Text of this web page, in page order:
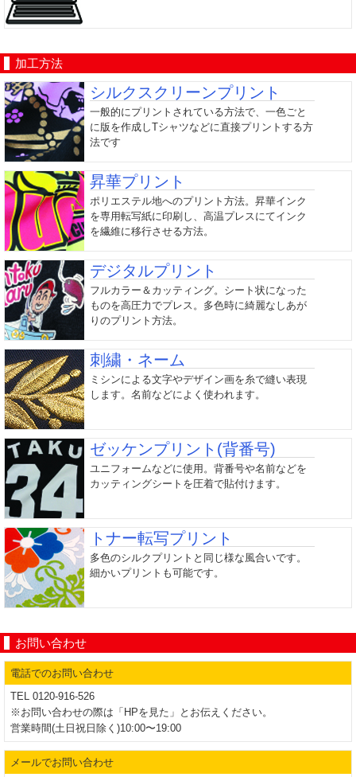
加工方法
シルクスクリーンプリント
一般的にプリントされている方法で、一色ごと
に版を作成しTシャツなどに直接プリントする方
法です
昇華プリント
ポリエステル地へのプリント方法。昇華インク
を専用転写紙に印刷し、高温プレスにてインク
を繊維に移行させる方法。
デジタルプリント
フルカラー＆カッティング。シート状になった
ものを高圧力でプレス。多色時に綺麗なしあが
りのプリント方法。
刺繍・ネーム
ミシンによる文字やデザイン画を糸で縫い表現
します。名前などによく使われます。
ゼッケンプリント(背番号)
ユニフォームなどに使用。背番号や名前などを
カッティングシートを圧着で貼付けます。
トナー転写プリント
多色のシルクプリントと同じ様な風合いです。
細かいプリントも可能です。
お問い合わせ
電話でのお問い合わせ
TEL 0120-916-526
※お問い合わせの際は「HPを見た」とお伝えください。
営業時間(土日祝日除く)10:00〜19:00
メールでお問い合わせ